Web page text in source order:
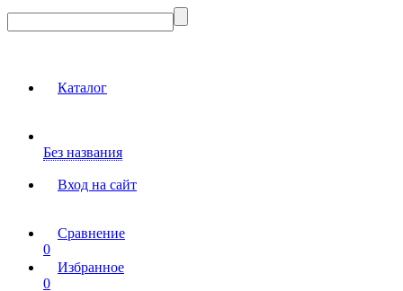
Каталог
Без названия
Вход на сайт
Сравнение
0
Избранное
0